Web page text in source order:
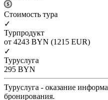
Cтоимость тура
✓
Турпродукт
от 4243 BYN (1215 EUR)
✓
Туруслуга
295 BYN
Туруслуга - оказание
бронирования.